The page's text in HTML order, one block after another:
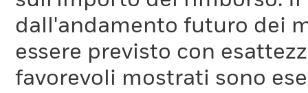
dall'andamento futuro dei
essere previsto con
favorevoli mostrati sono